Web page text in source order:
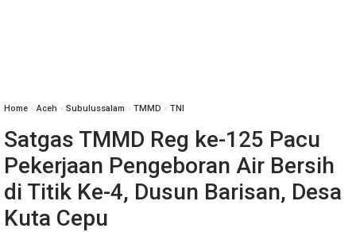
Home »‎Aceh » Subulussalam » TMMD » TNI
Satgas TMMD Reg ke-125 Pacu
Pekerjaan Pengeboran Air Bersih
di Titik Ke-4, Dusun Barisan, Desa
Kuta Cepu